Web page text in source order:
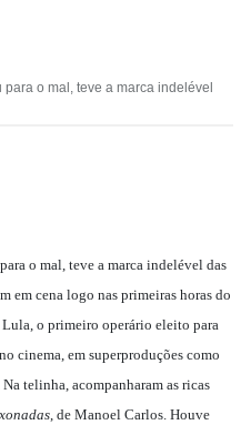
o mal, teve a marca indelével
o mal, teve a marca indelével das
em cena logo nas primeiras horas do
Lula, o primeiro operário eleito para
cinema, em superproduções como
Na telinha, acompanharam as ricas
, de Manoel Carlos. Houve